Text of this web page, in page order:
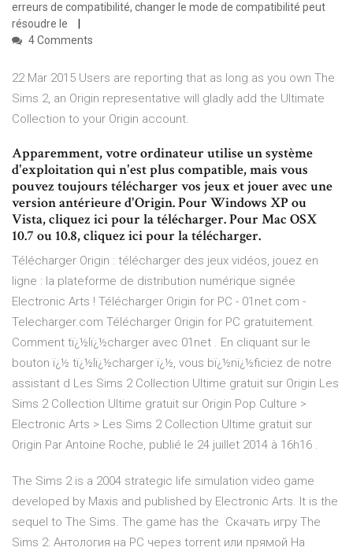
erreurs de compatibilité, changer le mode de compatibilité peut
résoudre le
4 Comments
22 Mar 2015 Users are reporting that as long as you own The
Sims 2, an Origin representative will gladly add the Ultimate
Collection to your Origin account.
Apparemment, votre ordinateur utilise un système
d'exploitation qui n'est plus compatible, mais vous
pouvez toujours télécharger vos jeux et jouer avec une
version antérieure d'Origin. Pour Windows XP ou
Vista, cliquez ici pour la télécharger. Pour Mac OSX
10.7 ou 10.8, cliquez ici pour la télécharger.
Télécharger Origin : télécharger des jeux vidéos, jouez en
ligne : la plateforme de distribution numérique signée
Electronic Arts ! Télécharger Origin for PC - 01net.com -
Telecharger.com Télécharger Origin for PC gratuitement.
Comment tï¿½lï¿½charger avec 01net . En cliquant sur le
bouton ï¿½ tï¿½lï¿½charger ï¿½, vous bï¿½nï¿½ficiez de notre
assistant d Les Sims 2 Collection Ultime gratuit sur Origin Les
Sims 2 Collection Ultime gratuit sur Origin Pop Culture >
Electronic Arts > Les Sims 2 Collection Ultime gratuit sur
Origin Par Antoine Roche, publié le 24 juillet 2014 à 16h16 .
The Sims 2 is a 2004 strategic life simulation video game
developed by Maxis and published by Electronic Arts. It is the
sequel to The Sims. The game has the Скачать игру The
Sims 2: Антология на PC через torrent или прямой На